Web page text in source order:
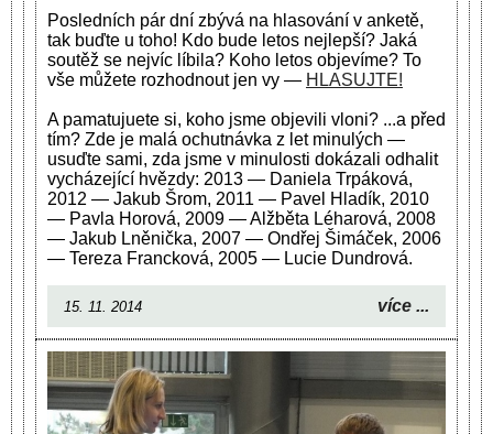
Posledních pár dní zbývá na hlasování v anketě,
tak buďte u toho! Kdo bude letos nejlepší? Jaká
soutěž se nejvíc líbila? Koho letos objevíme? To
vše můžete rozhodnout jen vy — HLASUJTE!
A pamatujuete si, koho jsme objevili vloni? ...a před
tím? Zde je malá ochutnávka z let minulých —
usuďte sami, zda jsme v minulosti dokázali odhalit
vycházející hvězdy: 2013 — Daniela Trpáková,
2012 — Jakub Šrom, 2011 — Pavel Hladík, 2010
— Pavla Horová, 2009 — Alžběta Léharová, 2008
— Jakub Lněnička, 2007 — Ondřej Šimáček, 2006
— Tereza Francková, 2005 — Lucie Dundrová.
15. 11. 2014 více ...